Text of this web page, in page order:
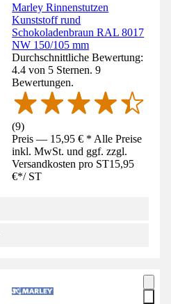
Marley Rinnenstutzen
Kunststoff rund
Schokoladenbraun RAL 8017
NW 150/105 mm
Durchschnittliche Bewertung:
4.4 von 5 Sternen. 9
Bewertungen.
(9)
Preis — 15,95 € * Alle Preise
inkl. MwSt. und ggf. zzgl.
Versandkosten pro ST15,95
€*/ ST